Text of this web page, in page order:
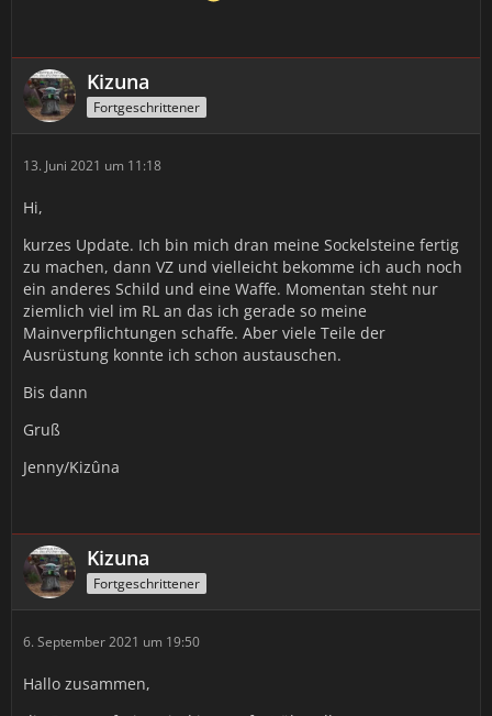
Kizuna
Fortgeschrittener
13. Juni 2021 um 11:18
Hi,
kurzes Update. Ich bin mich dran meine Sockelsteine fertig
zu machen, dann VZ und vielleicht bekomme ich auch noch
ein anderes Schild und eine Waffe. Momentan steht nur
ziemlich viel im RL an das ich gerade so meine
Mainverpflichtungen schaffe. Aber viele Teile der
Ausrüstung konnte ich schon austauschen.
Bis dann
Gruß
Jenny/Kizûna
Kizuna
Fortgeschrittener
6. September 2021 um 19:50
Hallo zusammen,